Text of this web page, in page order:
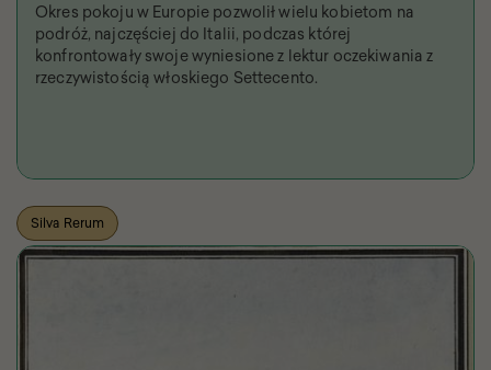
Okres pokoju w Europie pozwolił wielu kobietom na
podróż, najczęściej do Italii, podczas której
konfrontowały swoje wyniesione z lektur oczekiwania z
rzeczywistością włoskiego Settecento.
Silva Rerum